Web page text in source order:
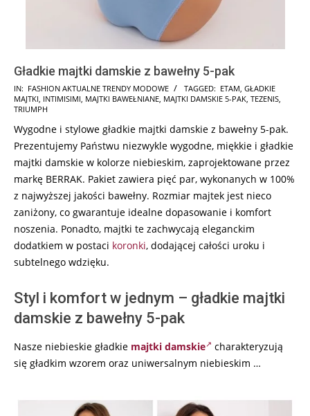
Gładkie majtki damskie z bawełny 5-pak
2025-
02-
IN: FASHION AKTUALNE TRENDY MODOWE TAGGED: ETAM, GŁADKIE
MAJTKI, INTIMISIMI, MAJTKI BAWEŁNIANE, MAJTKI DAMSKIE 5-PAK, TEZENIS,
TRIUMPH
Wygodne i stylowe gładkie majtki damskie z bawełny 5-pak.
Prezentujemy Państwu niezwykle wygodne, miękkie i gładkie
majtki damskie w kolorze niebieskim, zaprojektowane przez
markę BERRAK. Pakiet zawiera pięć par, wykonanych w 100%
z najwyższej jakości bawełny. Rozmiar majtek jest nieco
zaniżony, co gwarantuje idealne dopasowanie i komfort
noszenia. Ponadto, majtki te zachwycają eleganckim
dodatkiem w postaci koronki, dodającej całości uroku i
subtelnego wdzięku.
Styl i komfort w jednym – gładkie majtki
damskie z bawełny 5-pak
Nasze niebieskie gładkie majtki damskie
charakteryzują
się gładkim wzorem oraz uniwersalnym niebieskim …